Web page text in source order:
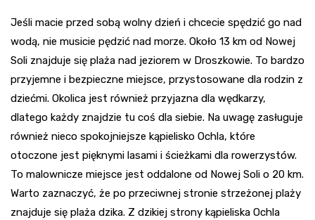
Jeśli macie przed sobą wolny dzień i chcecie spędzić go nad
wodą, nie musicie pędzić nad morze. Około 13 km od Nowej
Soli znajduje się plaża nad jeziorem w Droszkowie. To bardzo
przyjemne i bezpieczne miejsce, przystosowane dla rodzin z
dziećmi. Okolica jest również przyjazna dla wędkarzy,
dlatego każdy znajdzie tu coś dla siebie. Na uwagę zasługuje
również nieco spokojniejsze kąpielisko Ochla, które
otoczone jest pięknymi lasami i ścieżkami dla rowerzystów.
To malownicze miejsce jest oddalone od Nowej Soli o 20 km.
Warto zaznaczyć, że po przeciwnej stronie strzeżonej plaży
znajduje się plaża dzika. Z dzikiej strony kąpieliska Ochla